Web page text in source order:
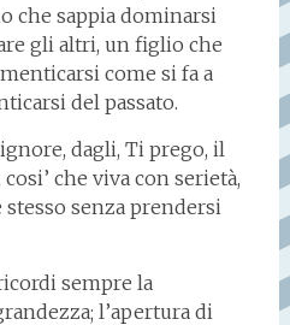
che sappia dominarsi
gli altri, un figlio che
come si fa a
del passato.
dagli, Ti prego, il
che viva con serietà,
stesso senza prendersi
sempre la
l’apertura di